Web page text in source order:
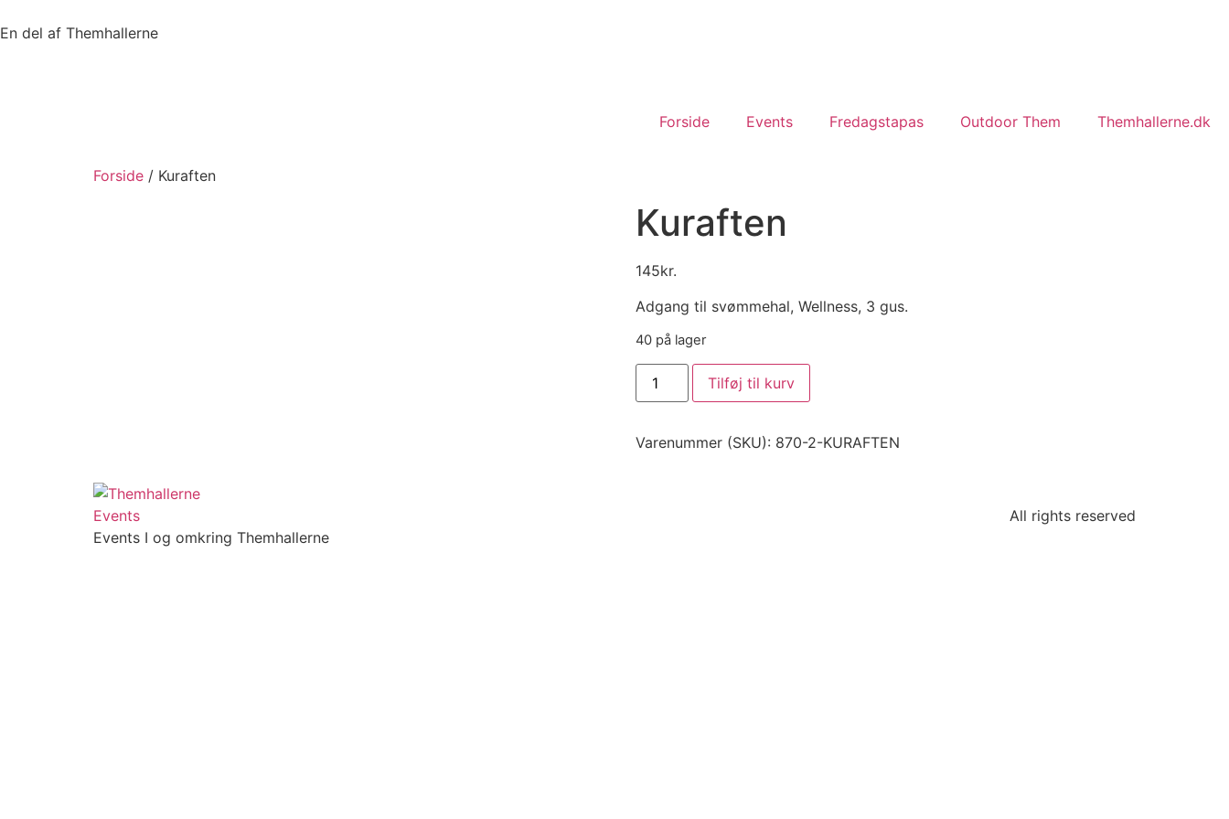
En del af Themhallerne
Forside Events Fredagstapas Outdoor Them Themhallerne.dk
Forside / Kuraften
Kuraften
145kr.
Adgang til svømmehal, Wellness, 3 gus.
40 på lager
Tilføj til kurv
Varenummer (SKU): 870-2-KURAFTEN
Events I og omkring Themhallerne
All rights reserved